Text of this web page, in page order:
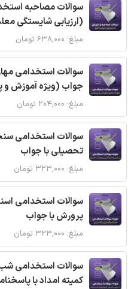
سوالات مصاحبه
(ارزیابی شایستگی
مبلغ: ۶۳۸,۰۰۰ تومان
سوالات استخدامی
جواب (ویژه آموزش
مبلغ: ۲۰۴,۰۰۰ تومان
سوالات استخدامی
تحصیلی با جواب
مبلغ: ۳۲۳,۰۰۰ تومان
سوالات استخدامی
پرورش با جواب
مبلغ: ۳۲۳,۰۰۰ تومان
سوالات استخدامی
کمیته امداد با